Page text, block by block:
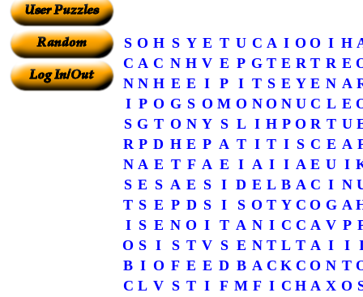
S O H S Y E T U C A I O O I H
C A C N H V E P G T E R T R E
N N H E E I P I T S E Y E N A
I P O G S O M O N O N U C L E
S G T O N Y S L I H P O R T U
R P D H E P A T I T I S C E A
N A E T F A E I A I I A E U I
S E S A E S I D E L B A C I N
T S E P D S I S O T Y C O G A
I S E N O I T A N I C C A V P
O S I S T V S E N T L T A I I
B I O F E E D B A C K C O N T
C L V S T I F M F I C H A X O